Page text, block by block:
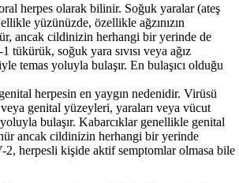
herpes olarak bilinir. Soğuk yaralar (ateş
yüzünüzde, özellikle ağzınızın
ancak cildinizin herhangi bir yerinde de
tükürük, soğuk yara sıvısı veya ağız
temas yoluyla bulaşır. En bulaşıcı olduğu
herpesin en yaygın nedenidir. Virüsü
genital yüzeyleri, yaraları veya vücut
yoluyla bulaşır. Kabarcıklar genellikle genital
ancak cildinizin herhangi bir yerinde
2, herpesli kişide aktif semptomlar olmasa bile